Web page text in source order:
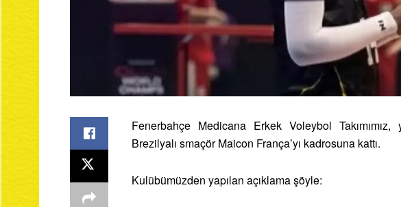
Fenerbahçe Medicana Erkek Voleybol
Brezilyalı smaçör Maicon França’yı kadrosuna kattı.
Kulübümüzden yapılan açıklama şöyle: